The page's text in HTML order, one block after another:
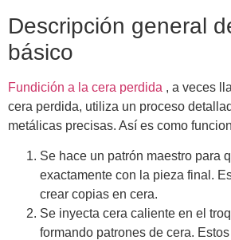
Descripción general
básico
Fundición a la cera perdida , a veces
cera perdida, utiliza un proceso
metálicas precisas. Así es como
Se hace un patrón maestro para
exactamente con la pieza final.
crear copias en cera.
Se inyecta cera caliente en el
formando patrones de cera.